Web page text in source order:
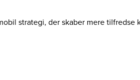
strategi, der skaber mere